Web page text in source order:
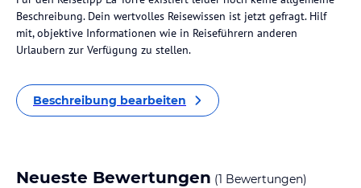
Beschreibung. Dein wertvolles Reisewissen ist jetzt gefragt. Hilf
mit, objektive Informationen wie in Reiseführern anderen
Urlaubern zur Verfügung zu stellen.
Beschreibung bearbeiten
Neueste Bewertungen (1 Bewertungen)